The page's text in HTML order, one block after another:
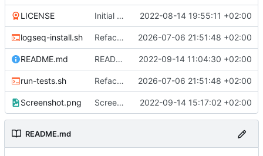
LICENSE Initial commit 2022-08-14 19:55:11 +02:00
logseq-install.sh Refactoring & portable Testpfade 2026-07-06 21:51:48 +02:00
README.md README um Hinweis auf symbolischen Link ergänzt 2022-09-14 11:04:30 +02:00
run-tests.sh Refactoring & portable Testpfade 2026-07-06 21:51:48 +02:00
Screenshot.png Screenshot erneuert 2022-09-14 15:17:02 +02:00
README.md